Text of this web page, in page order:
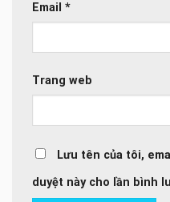
Email *
Trang web
Lưu tên của tôi,
duyệt này cho lần bình